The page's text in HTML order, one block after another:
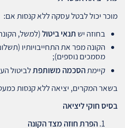
מוכר יכול לבטל עסקה ללא קנסות אם:
בחוזה ישתנאי ביטול(למשל,
הקונה מפר את התחייבויותיו
מסמכים נוספים);
קיימתהסכמה משותפתלביטול
בשאר המקרים, יציאה ללא קנסות
בסיס חוקי ליציאה
הפרת חוזה מצד הקונה